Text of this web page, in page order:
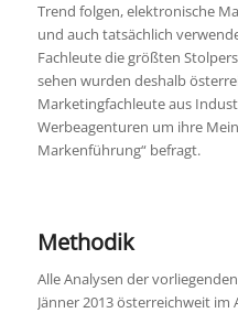
Trend folgen, elektronische
und auch tatsächlich
Fachleute die größten
sehen wurden deshalb
Marketingfachleute aus
Werbeagenturen um ihre
Markenführung“ befragt.
Methodik
Alle Analysen der
Jänner 2013 österreichweit